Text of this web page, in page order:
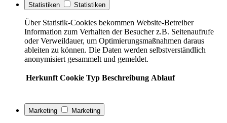
Statistiken Statistiken
Über Statistik-Cookies bekommen Website-Betreiber
Information zum Verhalten der Besucher z.B. Seitenaufrufe
oder Verweildauer, um Optimierungsmaßnahmen daraus
ableiten zu können. Die Daten werden selbstverständlich
anonymisiert gesammelt und gemeldet.
Herkunft Cookie Typ Beschreibung Ablauf
Marketing Marketing